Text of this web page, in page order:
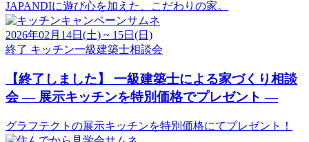
JAPANDIに遊び心を加えた、こだわりの家。
2026年02月14日(土) ~ 15日(日)
終了 キッチン一級建築士相談会
【終了しました】
一級建築士による家づくり相談
会 ― 展示キッチンを特別価格でプレゼント ―
グラフテクトの展示キッチンを特別価格にてプレゼント！